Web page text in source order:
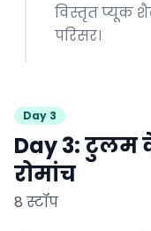
विस्तृत प्यूक
परिसर।
Day 3
Day 3: टुलम
रोमांच
8 स्टॉप